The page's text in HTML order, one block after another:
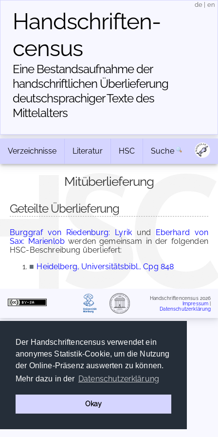
Der Handschriftencensus verwendet ein
anonymes Statistik-Cookie, um die Nutzung
der Online-Präsenz auswerten zu können.
Mehr dazu in der Datenschutzerklärung
Okay
Handschriften­
census
Eine Bestandsaufnahme der
handschriftlichen Über­lieferung
deutschsprachiger Texte des
Mittelalters
de en
Verzeichnisse Literatur HSC Suche
Mitüberlieferung
Geteilte Überlieferung
Burggraf von Riedenburg: Lyrik und Eberhard von
Sax: Marienlob werden gemeinsam in der folgenden
HSC-Beschreibung überliefert:
■ Heidelberg, Universitätsbibl., Cpg 848
Handschriftencensus 2026
Impressum
Datenschutzerklärung